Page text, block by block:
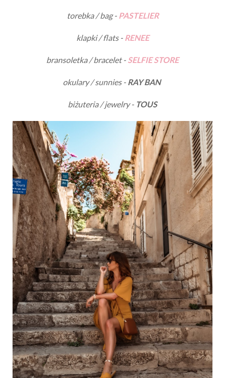
torebka / bag - PASTELIER
klapki / flats - RENEE
bransoletka / bracelet - SELFIE STORE
okulary / sunnies - RAY BAN
biżuteria / jewelry - TOUS